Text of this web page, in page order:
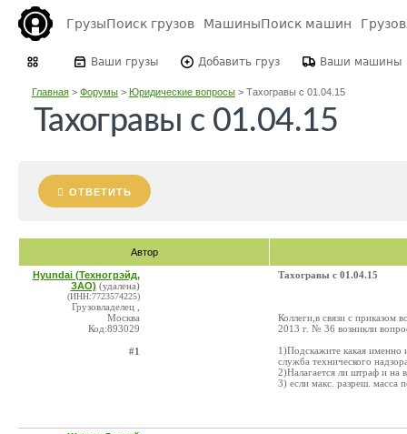
ГрузыПоиск грузов МашиныПоиск машин
Ваши грузы Добавить груз Ваши машины
Главная> Форумы> Юридические вопросы> Тахогравы с 01.04.15
Тахогравы с 01.04.15
ОТВЕТИТЬ
Автор
Hyundai (Техногрэйд,
ЗАО) (удалена)
(ИНН:7723574225)
Грузовладелец ,
Москва
Код:893029
#1
Тахогравы с 01.04.15
Коллеги,в связи с приказом
2013 г. № 36 возникли
1)Подскажите какая именно
служба технического
2)Налагается ли штраф и на
3) если макс. разреш. масса